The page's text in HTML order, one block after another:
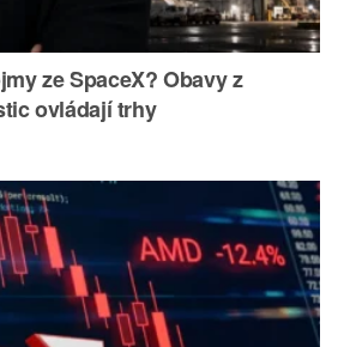
ze SpaceX? Obavy z
ovládají trhy